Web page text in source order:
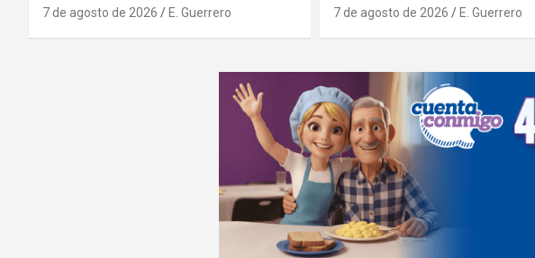
7 de agosto de 2026 E. Guerrero 7 de agosto de 2026 E. Guerrero